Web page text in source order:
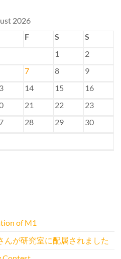
2026
F S
S
1
2
7 8
9
14 15
16
21 22
23
28 29
30
of M1
んが研究室に配属されました